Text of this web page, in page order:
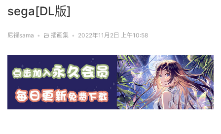
sega[DL版]
尼禄sama • 插画集 • 2022年11月2日 上午10:58